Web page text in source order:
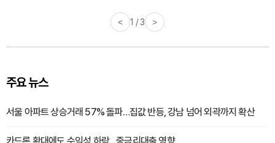
< 1 / 3 >
주요 뉴스
서울 아파트 상승거래 57% 돌파…집값 반등, 강남 넘어 외곽까지 확산